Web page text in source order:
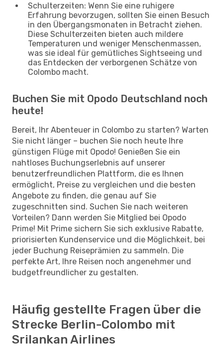
Schulterzeiten: Wenn Sie eine ruhigere
Erfahrung bevorzugen, sollten Sie einen Besuch
in den Übergangsmonaten in Betracht ziehen.
Diese Schulterzeiten bieten auch mildere
Temperaturen und weniger Menschenmassen,
was sie ideal für gemütliches Sightseeing und
das Entdecken der verborgenen Schätze von
Colombo macht.
Buchen Sie mit Opodo Deutschland noch
heute!
Bereit, Ihr Abenteuer in Colombo zu starten? Warten
Sie nicht länger – buchen Sie noch heute Ihre
günstigen Flüge mit Opodo! Genießen Sie ein
nahtloses Buchungserlebnis auf unserer
benutzerfreundlichen Plattform, die es Ihnen
ermöglicht, Preise zu vergleichen und die besten
Angebote zu finden, die genau auf Sie
zugeschnitten sind. Suchen Sie nach weiteren
Vorteilen? Dann werden Sie Mitglied bei Opodo
Prime! Mit Prime sichern Sie sich exklusive Rabatte,
priorisierten Kundenservice und die Möglichkeit, bei
jeder Buchung Reiseprämien zu sammeln. Die
perfekte Art, Ihre Reisen noch angenehmer und
budgetfreundlicher zu gestalten.
Häufig gestellte Fragen über die
Strecke Berlin-Colombo mit
Srilankan Airlines